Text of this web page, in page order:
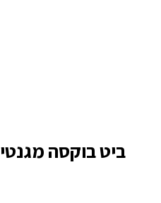
ביט בוקסה מגנטי 10 מ"מ